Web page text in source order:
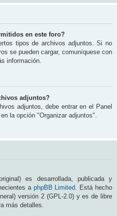
en este foro?
tipos de archivos adjuntos. Si no
se pueden cargar, comuníquese con
información.
adjuntos?
adjuntos, debe entrar en el Panel
la opción "Organizar adjuntos".
es desarrollada, publicada y
a phpBB Limited. Está hecho
versión 2 (GPL-2.0) y es de libre
más detalles.